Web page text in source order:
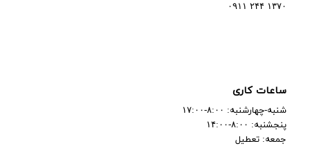
۱۳۷۰ ۲۴۴ ۰۹۱۱
ساعات کاری
شنبه-چهارشنبه: ۸:۰۰-۱۷:۰۰
پنجشنبه: ۸:۰۰-۱۴:۰۰
جمعه: تعطیل